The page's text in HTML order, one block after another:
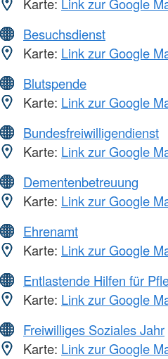
Karte: Link zur Google
Besuchsdienst
Karte: Link zur Google
Blutspende
Karte: Link zur Google
Bundesfreiwilligendienst
Karte: Link zur Google
Dementenbetreuung
Karte: Link zur Google
Ehrenamt
Karte: Link zur Google
Entlastende Hilfen für
Karte: Link zur Google
Freiwilliges Soziales Jahr
Karte: Link zur Google